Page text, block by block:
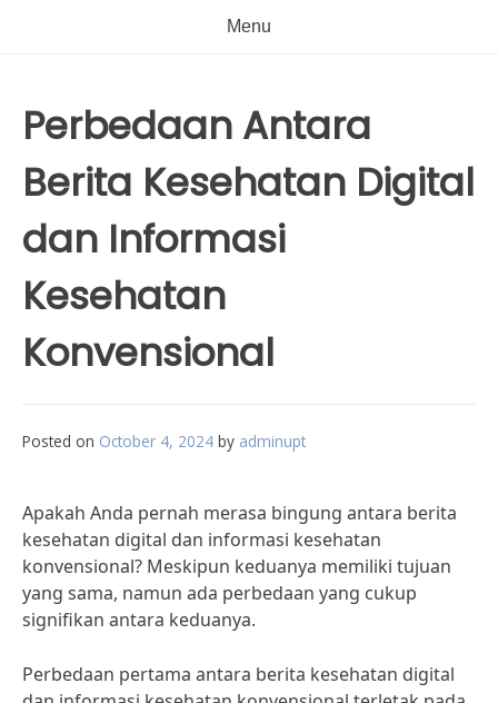
Menu
Perbedaan Antara
Berita Kesehatan Digital
dan Informasi
Kesehatan
Konvensional
Posted on October 4, 2024 by adminupt
Apakah Anda pernah merasa bingung antara berita
kesehatan digital dan informasi kesehatan
konvensional? Meskipun keduanya memiliki tujuan
yang sama, namun ada perbedaan yang cukup
signifikan antara keduanya.
Perbedaan pertama antara berita kesehatan digital